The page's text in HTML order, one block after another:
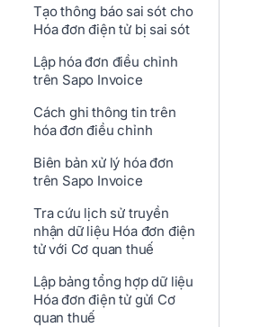
Tạo thông báo sai sót cho
Hóa đơn điện tử bị sai sót
Lập hóa đơn điều chỉnh
trên Sapo Invoice
Cách ghi thông tin trên
hóa đơn điều chỉnh
Biên bản xử lý hóa đơn
trên Sapo Invoice
Tra cứu lịch sử truyền
nhận dữ liệu Hóa đơn điện
tử với Cơ quan thuế
Lập bảng tổng hợp dữ liệu
Hóa đơn điện tử gửi Cơ
quan thuế